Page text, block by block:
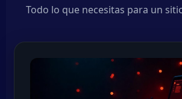
Todo lo que necesitas para un